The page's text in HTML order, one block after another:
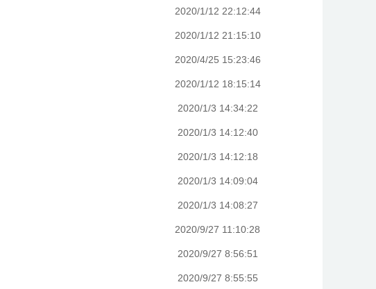
2020/1/12 22:12:44
2020/1/12 21:15:10
2020/4/25 15:23:46
2020/1/12 18:15:14
2020/1/3 14:34:22
2020/1/3 14:12:40
2020/1/3 14:12:18
2020/1/3 14:09:04
2020/1/3 14:08:27
2020/9/27 11:10:28
2020/9/27 8:56:51
2020/9/27 8:55:55